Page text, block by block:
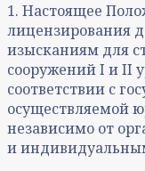
1. Настоящее
лицензирования
изысканиям для
сооружений I и II
соответствии с
осуществляемой
независимо от
и